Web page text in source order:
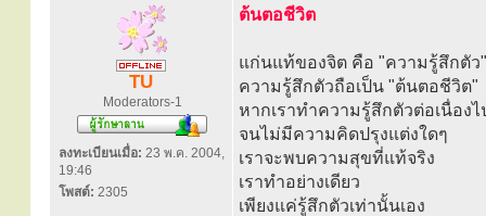
TU
Moderators-1
ลงทะเบียนเมื่อ: 23 พ.ค. 2004,
19:46
โพสต์: 2305
ต้นตอชีวิต
แก่นแท้ของจิต คือ "ความรู้สึกตัว"
ความรู้สึกตัวถือเป็น "ต้นตอชีวิต"
หากเราทำความรู้สึกตัวต่อเนื่องไ
จนไม่มีความคิดปรุงแต่งใดๆ
เราจะพบความสุขที่แท้จริง
เราทำอย่างเดียว
เพียงแค่รู้สึกตัวเท่านั้นเอง